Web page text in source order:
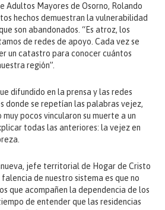
Adultos Mayores de Osorno, Rolando
hechos demuestran la vulnerabilidad
son abandonados. “Es atroz, los
de redes de apoyo. Cada vez se
un catastro para conocer cuántos
región”.
difundido en la prensa y las redes
donde se repetían las palabras vejez,
pocos vincularon su muerte a un
todas las anteriores: la vejez en
jefe territorial de Hogar de Cristo
falencia de nuestro sistema es que no
que acompañen la dependencia de los
de entender que las residencias